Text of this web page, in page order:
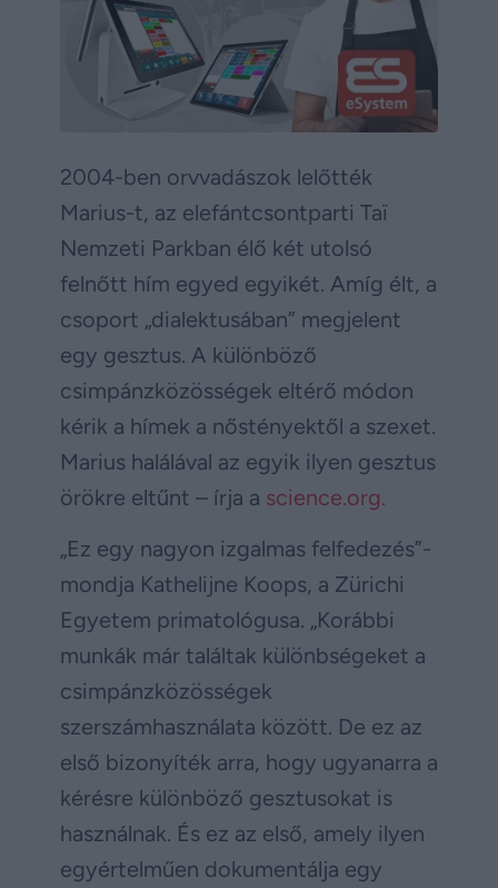
2004-ben orvvadászok lelőtték
Marius-t, az elefántcsontparti Taï
Nemzeti Parkban élő két utolsó
felnőtt hím egyed egyikét. Amíg élt, a
csoport „dialektusában” megjelent
egy gesztus. A különböző
csimpánzközösségek eltérő módon
kérik a hímek a nőstényektől a szexet.
Marius halálával az egyik ilyen gesztus
örökre eltűnt – írja a science.org.
„Ez egy nagyon izgalmas felfedezés”-
mondja Kathelijne Koops, a Zürichi
Egyetem primatológusa. „Korábbi
munkák már találtak különbségeket a
csimpánzközösségek
szerszámhasználata között. De ez az
első bizonyíték arra, hogy ugyanarra a
kérésre különböző gesztusokat is
használnak. És ez az első, amely ilyen
egyértelműen dokumentálja egy